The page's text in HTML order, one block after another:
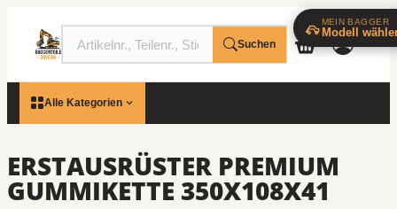
Suchen
Alle Kategorien
ERSTAUSRÜSTER PREMIUM
GUMMIKETTE 350X108X41
MEIN BAGGER
Modell